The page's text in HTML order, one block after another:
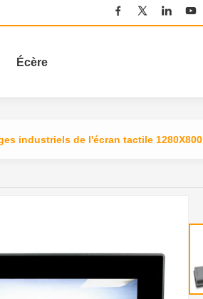
Écère
industriels de l'écran tactile 1280X800